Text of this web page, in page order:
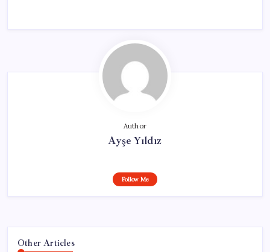
Author
Ayşe Yıldız
Follow Me
Other Articles